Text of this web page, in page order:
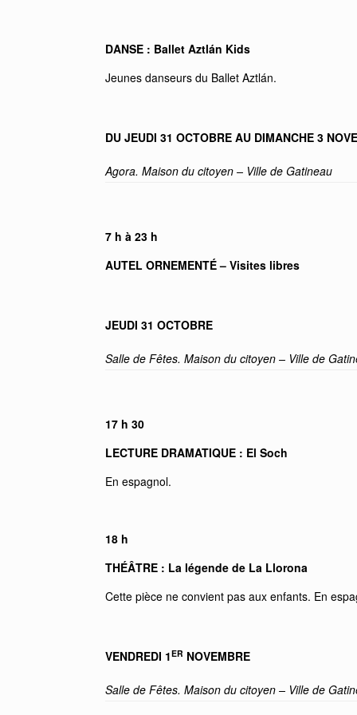
DANSE : Ballet Aztlán Kids
Jeunes danseurs du Ballet Aztlán.
DU JEUDI 31 OCTOBRE AU DIMANCHE 3
Agora. Maison du citoyen – Ville de Gatineau
7 h à 23 h
AUTEL ORNEMENTÉ – Visites libres
JEUDI 31 OCTOBRE
Salle de Fêtes. Maison du citoyen – Ville de
17 h 30
LECTURE DRAMATIQUE : El Soch
En espagnol.
18 h
THÉÂTRE : La légende de La Llorona
Cette pièce ne convient pas aux enfants. En
VENDREDI 1ER NOVEMBRE
Salle de Fêtes. Maison du citoyen – Ville de